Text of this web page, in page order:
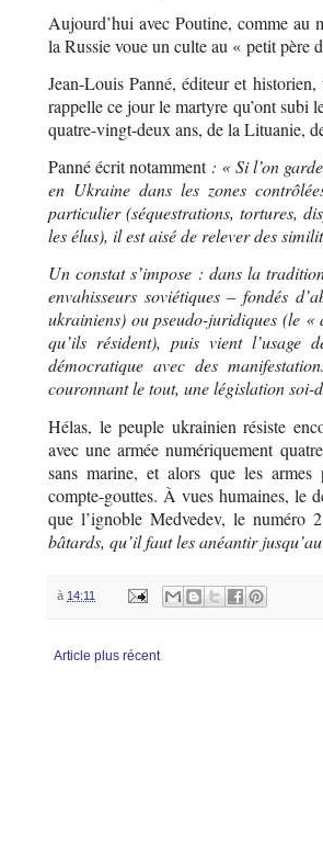
Aujourd’hui avec Poutine, comme au
la Russie voue un culte au « petit père
Jean-Louis Panné, éditeur et
rappelle ce jour le martyre qu’ont subi
quatre-vingt-deux ans, de la Lituanie,
Panné écrit notamment: « Si l’on
en Ukraine dans les zones
particulier (séquestrations, tortures,
les élus), il est aisé de relever des
Un constat s’impose : dans la
envahisseurs soviétiques – fondés
ukrainiens) ou pseudo-juridiques (le
qu’ils résident), puis vient l’usage
démocratique avec des
couronnant le tout, une législation soi-
Hélas, le peuple ukrainien résiste
avec une armée numériquement
sans marine, et alors que les armes
compte-gouttes. À vues humaines, le
que l’ignoble Medvedev, le
bâtards, qu’il faut les anéantir
à 14:11
Article plus récent